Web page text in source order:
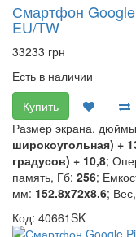
Смартфон
EU/TW
33233 грн
Есть в наличии
Купить
Размер экрана,
широкоугольная) +
градусов) + 10,8;
память, Гб: 256;
мм: 152.8x72x8.6;
Код: 40661SK